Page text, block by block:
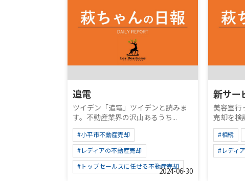
追電
ツイデン「追電」ツイデンと読みま
す。不動産業界の沢山あるうち...
#小平市不動産売却
#レディアの不動産売却
#トップセールスに任せる不動産売却
2024-06-30
新サー
美容室行
売却を検
#相続
#レディ